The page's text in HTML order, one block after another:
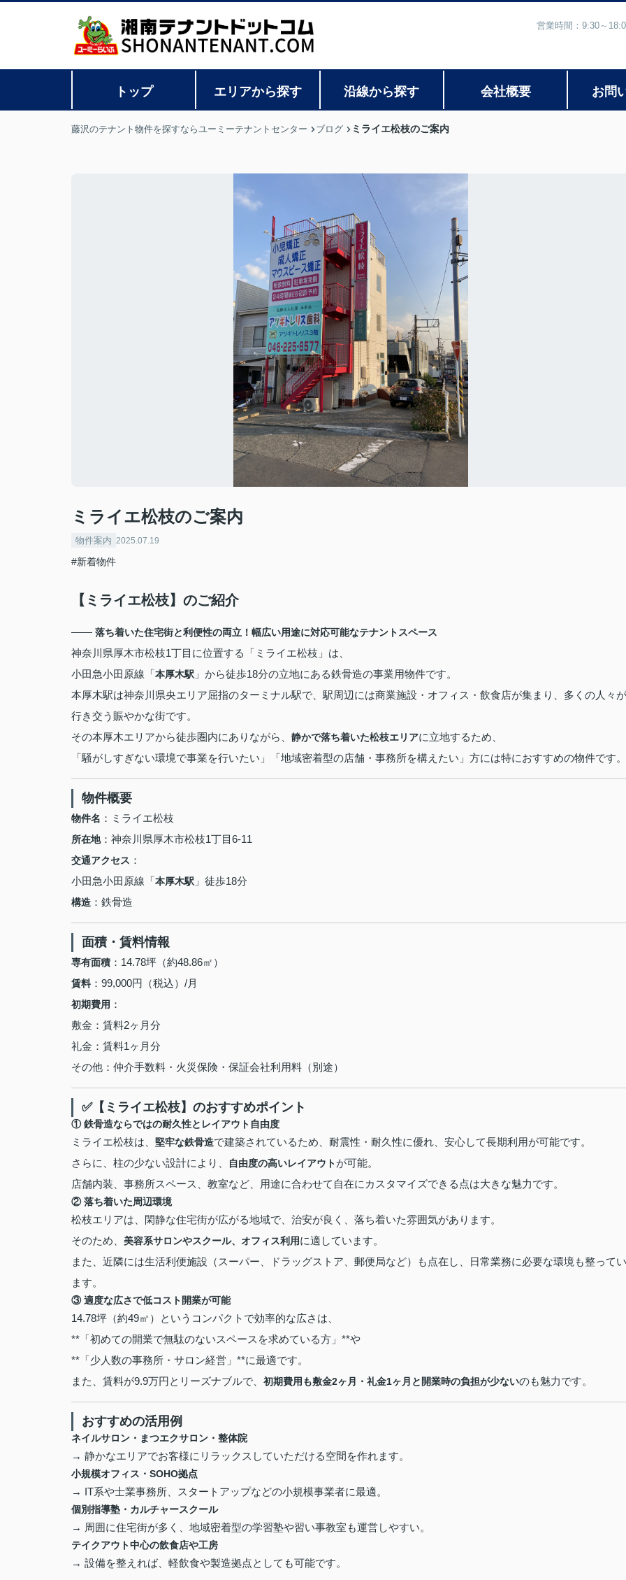
営業時間：9:30～
トップ エリアから探す 沿線から探す 会社概要 お問
藤沢のテナント物件を探すならユーミーテナントセンター ブログ ミライエ松枝のご案内
ミライエ松枝のご案内
物件案内 2025.07.19
#新着物件
【ミライエ松枝】のご紹介
―― 落ち着いた住宅街と利便性の両立！幅広い用途に対応可能なテナントスペース
神奈川県厚木市松枝1丁目に位置する「ミライエ松枝」は、
小田急小田原線「本厚木駅 」から徒歩18分の立地にある鉄骨造の事業用物件です。
本厚木駅は神奈川県央エリア屈指のターミナル駅で、駅周辺には商業施設・オフィス・飲食店が集まり、多くの人々が
行き交う賑やかな街です。
その本厚木エリアから徒歩圏内にありながら、 静かで落ち着いた松枝エリアに立地するため、
「騒がしすぎない環境で事業を行いたい」「地域密着型の店舗・事務所を構えたい」方には特におすすめの物件です。
物件概要
物件名 ：ミライエ松枝
所在地：神奈川県厚木市松枝1丁目6-11
交通アクセス ：
小田急小田原線「本厚木駅 」徒歩18分
構造 ：鉄骨造
面積・賃料情報
専有面積 ：14.78坪（約48.86㎡）
賃料：99,000円（税込）/月
初期費用 ：
敷金：賃料2ヶ月分
礼金：賃料1ヶ月分
その他：仲介手数料・火災保険・保証会社利用料（別途）
✅【ミライエ松枝】のおすすめポイント
①鉄骨造ならではの耐久性とレイアウト自由度
ミライエ松枝は、 堅牢な鉄骨造で建築されているため、耐震性・耐久性に優れ、安心して長期利用が可能です。
さらに、柱の少ない設計により、
自由度の高いレイアウトが可能。
店舗内装、事務所スペース、教室など、用途に合わせて自在にカスタマイズできる点は大きな魅力です。
②落ち着いた周辺環境
松枝エリアは、閑静な住宅街が広がる地域で、治安が良く、落ち着いた雰囲気があります。
そのため、 美容系サロンやスクール、オフィス利用に適しています。
また、近隣には生活利便施設（スーパー、ドラッグストア、郵便局など）も点在し、日常業務に必要な環境も整ってい
ます。
③適度な広さで低コスト開業が可能
14.78坪（約49㎡）というコンパクトで効率的な広さは、
**「初めての開業で無駄のないスペースを求めている方」**や
**「少人数の事務所・サロン経営」**に最適です。
また、賃料が9.9万円とリーズナブルで、 初期費用も敷金2ヶ月・礼金1ヶ月と開業時の負担が少ないのも魅力です。
おすすめの活用例
ネイルサロン・まつエクサロン・整体院
→ 静かなエリアでお客様にリラックスしていただける空間を作れます。
小規模オフィス・SOHO拠点
→ IT系や士業事務所、スタートアップなどの小規模事業者に最適。
個別指導塾・カルチャースクール
→ 周囲に住宅街が多く、地域密着型の学習塾や習い事教室も運営しやすい。
テイクアウト中心の飲食店や工房
→ 設備を整えれば、軽飲食や製造拠点としても可能です。